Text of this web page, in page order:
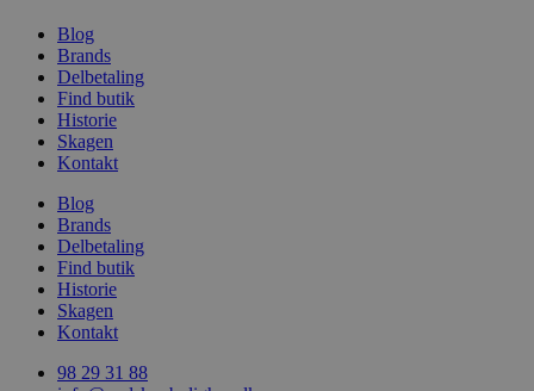
Blog
Brands
Delbetaling
Find butik
Historie
Skagen
Kontakt
Blog
Brands
Delbetaling
Find butik
Historie
Skagen
Kontakt
98 29 31 88
wc_cart_created
wc_cart_hash_[abcdef0123456789]{32}